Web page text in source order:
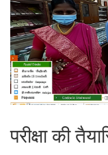
परीक्षा की